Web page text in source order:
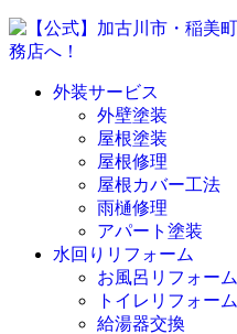
外装サービス
外壁塗装
屋根塗装
屋根修理
屋根カバー工法
雨樋修理
アパート塗装
水回りリフォーム
お風呂リフォーム
トイレリフォーム
給湯器交換